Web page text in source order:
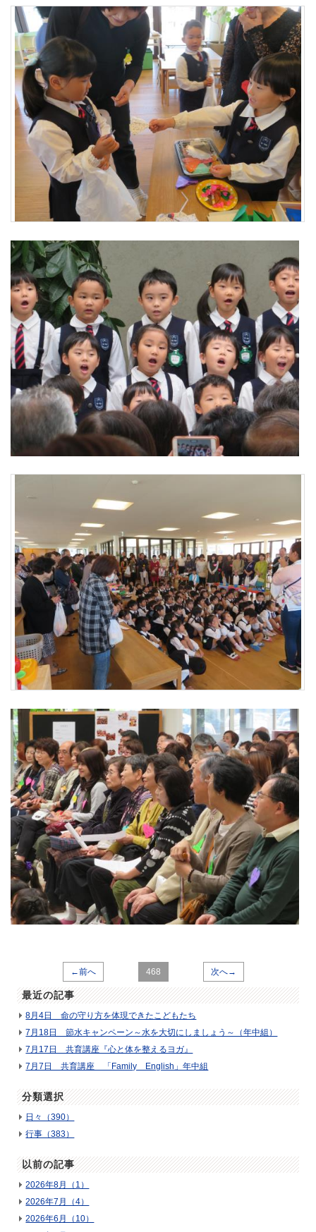
←前へ 468 次へ→
最近の記事
8月4日 命の守り方を体現できたこどもたち
7月18日 節水キャンペーン～水を大切にしましょう～（年中組）
7月17日 共育講座『心と体を整えるヨガ』
7月7日 共育講座 「Family English」年中組
分類選択
日々（390）
行事（383）
以前の記事
2026年8月（1）
2026年7月（4）
2026年6月（10）